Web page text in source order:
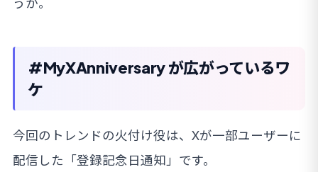
うか。
#MyXAnniversary が広がっているワ
ケ
今回のトレンドの火付け役は、Xが一部ユーザーに
配信した「登録記念日通知」です。